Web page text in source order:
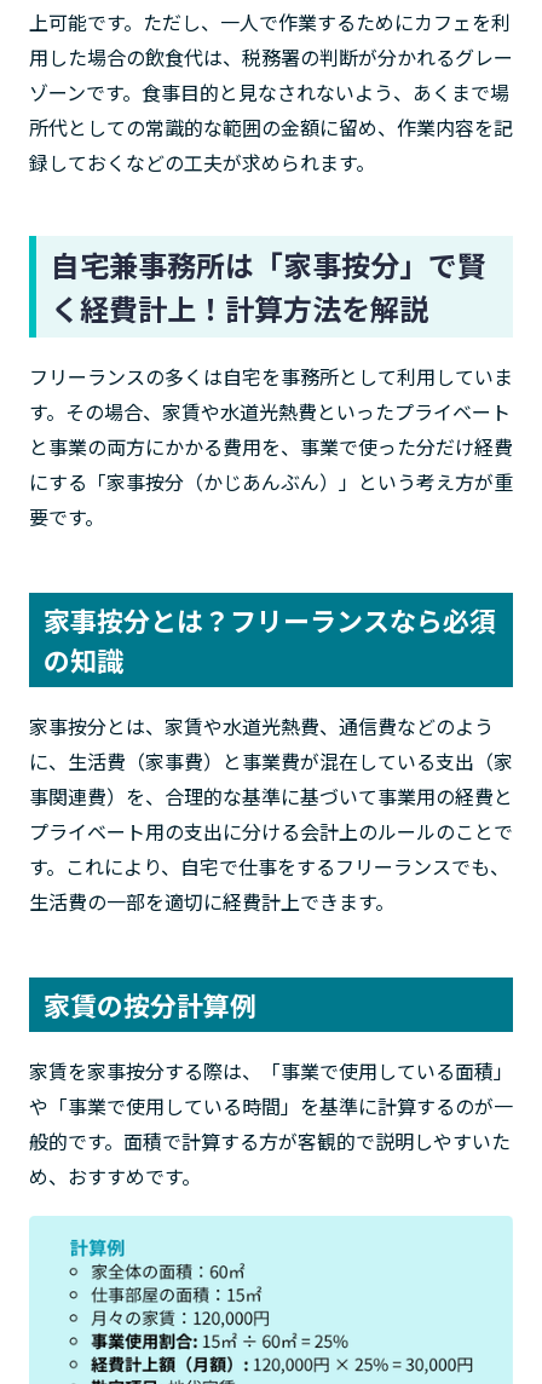
上可能です。ただし、一人で作業するためにカフェを利
用した場合の飲食代は、税務署の判断が分かれるグレー
ゾーンです。食事目的と見なされないよう、あくまで場
所代としての常識的な範囲の金額に留め、作業内容を記
録しておくなどの工夫が求められます。
自宅兼事務所は「家事按分」で賢
く経費計上！計算方法を解説
フリーランスの多くは自宅を事務所として利用していま
す。その場合、家賃や水道光熱費といったプライベート
と事業の両方にかかる費用を、事業で使った分だけ経費
にする「家事按分（かじあんぶん）」という考え方が重
要です。
家事按分とは？フリーランスなら必須
の知識
家事按分とは、家賃や水道光熱費、通信費などのよう
に、生活費（家事費）と事業費が混在している支出（家
事関連費）を、合理的な基準に基づいて事業用の経費と
プライベート用の支出に分ける会計上のルールのことで
す。これにより、自宅で仕事をするフリーランスでも、
生活費の一部を適切に経費計上できます。
家賃の按分計算例
家賃を家事按分する際は、「事業で使用している面積」
や「事業で使用している時間」を基準に計算するのが一
般的です。面積で計算する方が客観的で説明しやすいた
め、おすすめです。